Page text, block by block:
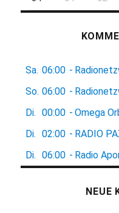
Sa. 06:00 -
So. 06:00 -
Di.
00:00 - Omega
Di.
02:00 - RADIO
Di.
06:00 - Radio
NEUE